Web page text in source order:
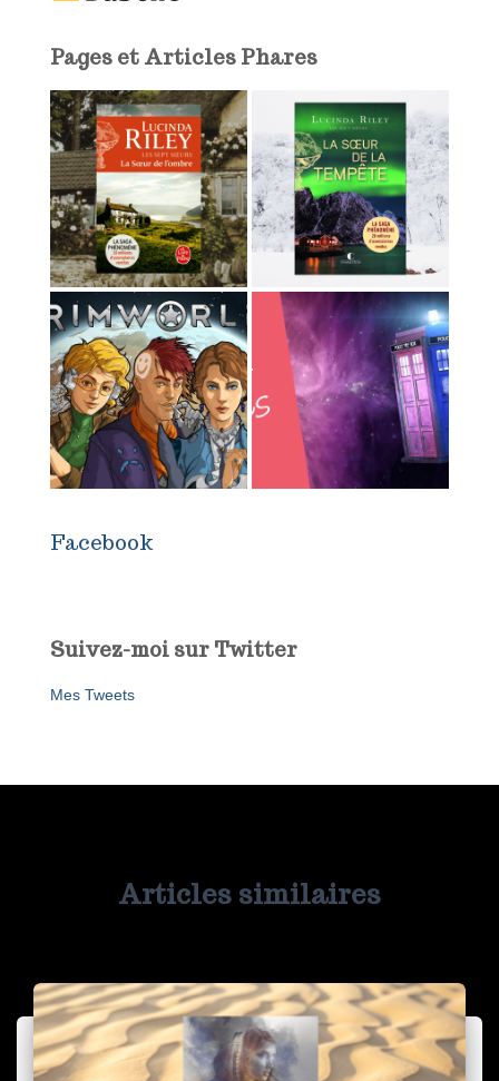
Pages et Articles Phares
Facebook
Suivez-moi sur Twitter
Mes Tweets
Articles similaires